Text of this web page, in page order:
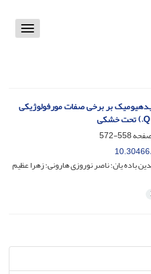
Toggle
بر برخی صفات مورفولوژیکی
558-572
باده یان؛ ناصر نوروزی هارونی؛ زهرا عظیم